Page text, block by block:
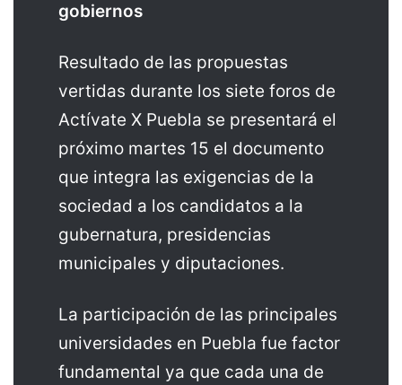
gobiernos
Resultado de las propuestas
vertidas durante los siete foros de
Actívate X Puebla se presentará el
próximo martes 15 el documento
que integra las exigencias de la
sociedad a los candidatos a la
gubernatura, presidencias
municipales y diputaciones.
La participación de las principales
universidades en Puebla fue factor
fundamental ya que cada una de